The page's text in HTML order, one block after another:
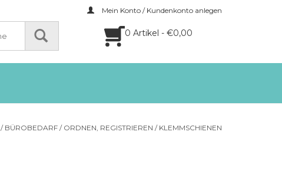
Mein Konto / Kundenkonto anlegen
0 Artikel - €0,00
/ BÜROBEDARF / ORDNEN, REGISTRIEREN / KLEMMSCHIENEN